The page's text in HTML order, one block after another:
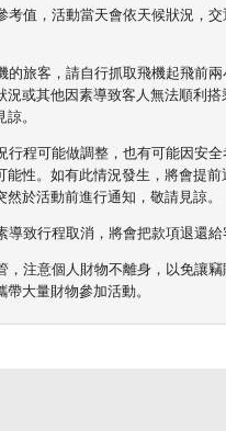
考值，活動當天會依天候狀況，
的旅客，請自行抓取飛機起飛前
況或其他因素導致客人無法順利
。
行程可能做調整，也有可能因安
能性。如有此情況發生，將會提前
於活動前進行通知，敬請見諒。
導致行程取消，將會把款項退還給
，注意個人財物不離身，以免讓竊
大量財物參加活動。